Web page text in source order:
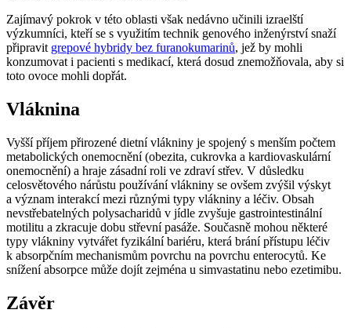
Zajímavý pokrok v této oblasti však nedávno učinili izraelští
výzkumníci, kteří se s využitím technik genového inženýrství snaží
připravit grepové hybridy bez furanokumarinů, jež by mohli
konzumovat i pacienti s medikací, která dosud znemožňovala, aby si
toto ovoce mohli dopřát.
Vláknina
Vyšší příjem přirozené dietní vlákniny je spojený s menším počtem
metabolických onemocnění (obezita, cukrovka a kardiovaskulární
onemocnění) a hraje zásadní roli ve zdraví střev. V důsledku
celosvětového nárůstu používání vlákniny se ovšem zvýšil výskyt
a význam interakcí mezi různými typy vlákniny a léčiv. Obsah
nevstřebatelných polysacharidů v jídle zvyšuje gastrointestinální
motilitu a zkracuje dobu střevní pasáže. Současně mohou některé
typy vlákniny vytvářet fyzikální bariéru, která brání přístupu léčiv
k absorpčním mechanismům povrchu na povrchu enterocytů. Ke
snížení absorpce může dojít zejména u simvastatinu nebo ezetimibu.
Závěr